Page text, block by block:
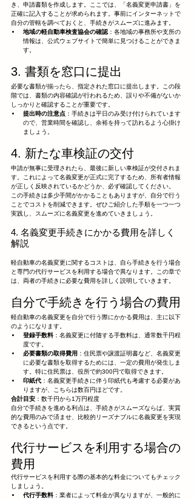
き、申請書類を作成します。ここでは、「名義変更申請書」を
正確に記入することが求められます。事前にインターネットで
自分の管轄を調べておくと、手続きがスムーズに進みます。
地域の軽自動車検査協会の確認 ：各地域の事務所や支所の
情報は、公式ウェブサイトで簡単に見つけることができま
す。
3. 書類を窓口に提出
必要な書類が揃ったら、指定された窓口に提出します。この段
階では、書類の内容確認が行われるため、誤りや不備がないか
しっかりと確認することが重要です。
提出時の注意点 ：手続きは平日のみ受け付けられています
ので、営業時間を確認し、余裕を持って訪れるよう心掛け
ましょう。
4. 新たな車検証の交付
申請が無事に受理されたら、最後に新しい車検証が交付されま
す。これによって名義変更が正式に完了するため、所有者情報
が正しく反映されているかどうか、必ず確認してください。
この手続きは多少手間がかかることもありますが、自分で行う
ことでコストを削減できます。ぜひご紹介した手順を一つ一つ
実践し、スムーズに名義変更を進めていきましょう。
4. 名義変更手続きにかかる費用を詳しく
解説
軽自動車の名義変更に関するコストは、自ら手続きを行う場合
と専門の代行サービスを利用する場合で異なります。この章で
は、両者の手続きに必要な費用を詳しく説明していきます。
自分で手続きを行う場合の費用
軽自動車の名義変更を自分で行う際にかかる費用は、主に以下
のようになります。
登録手数料 ：名義変更に付随する手数料は、通常数千円程
度です。
必要書類の取得費用 ：住民票や譲渡証明書など、名義変更
に必要な書類を取得するためには、一定の費用が発生しま
す。特に住民票は、役所で約300円で取得できます。
印紙代 ：名義変更手続きに伴う印紙代も考慮する必要があ
りますが、こちらは数百円ほどです。
合計目安 ：数千円から1万円程度
自分で手続きを進める利点は、手続きがスムーズならば、実質
的な費用のみで済ませ、比較的リーズナブルに名義変更を実現
できるという点です。
代行サービスを利用する場合の
費用
代行サービスを利用する際の基本的な料金についてもチェック
しましょう。
代行手数料 ：業者によって料金が異なりますが、一般的に